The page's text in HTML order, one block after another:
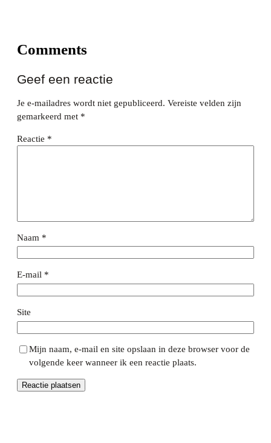
Comments
Geef een reactie
Je e-mailadres wordt niet gepubliceerd. Vereiste velden zijn
gemarkeerd met *
Reactie *
Naam *
E-mail *
Site
Mijn naam, e-mail en site opslaan in deze browser voor de
volgende keer wanneer ik een reactie plaats.